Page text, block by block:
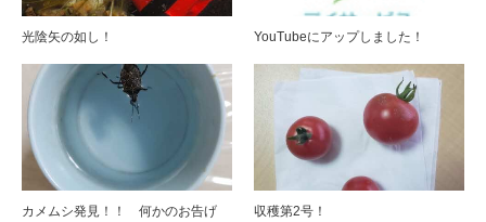
光陰矢の如し！ YouTubeにアップしました！
カメムシ発見！！ 何かのお告げ
収穫第2号！